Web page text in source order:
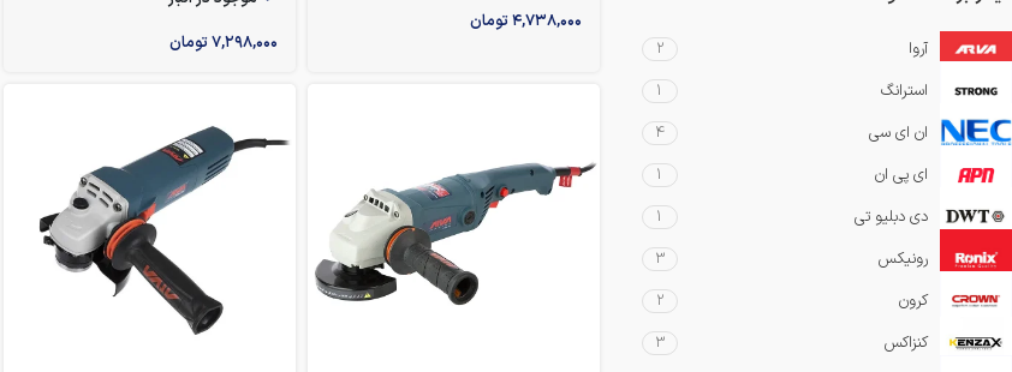
آروا 2
استرانگ 1
ان ای سی 4
ای پی ان 1
دی دبلیو تی 1
رونیکس 3
کرون 2
کنزاکس 3
۴,۷۳۸,۰۰۰تومان
۷,۲۹۸,۰۰۰تومان